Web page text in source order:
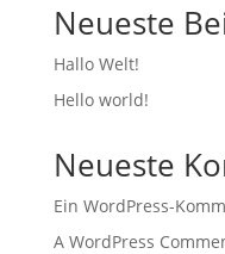
Neueste
Hallo Welt!
Hello world!
Neueste
Ein WordPress-
A WordPress